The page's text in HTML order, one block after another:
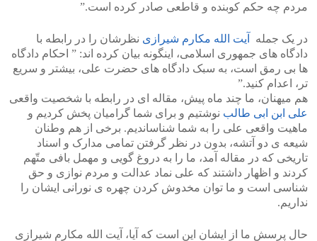
مردم چه حکم کوبنده و قاطعی صادر کرده است.”
در یک جمله آیت الله مکارم شیرازی نظرشان را در رابطه با
دادگاه های جمهوری اسلامی، اینگونه بیان کرده اند: ” احکام دادگاه
ها بی رمق است، به سبک دادگاه های حضرت علی، بیشتر و سریع
تر، اعدام کنید.”
هم میهنان، ما چند ماه پیش، مقاله ای در رابطه با شخصیت واقعی
علی ابن ابی طالب نوشتیم و برای شما گرامیان پخش کردیم و
ماهیت واقعی علی را به شما شناساندیم. برخی از هم وطنان
شیعه ی دو آتشه، بدون در نظر گرفتن تمامی مدارک و اسناد
تاریخی که در مقاله آمد، ما را به دروغ گویی و مهمل بافی متّهم
کردند و اظهار داشتند که علی نماد عدالت و مردم نوازی و حق
شناسی است و ما توان مخدوش کردن چهره ی نورانی ایشان را
نداریم.
حال پرسش ما از ایشان این است که آیا، آیت الله مکارم شیرازی